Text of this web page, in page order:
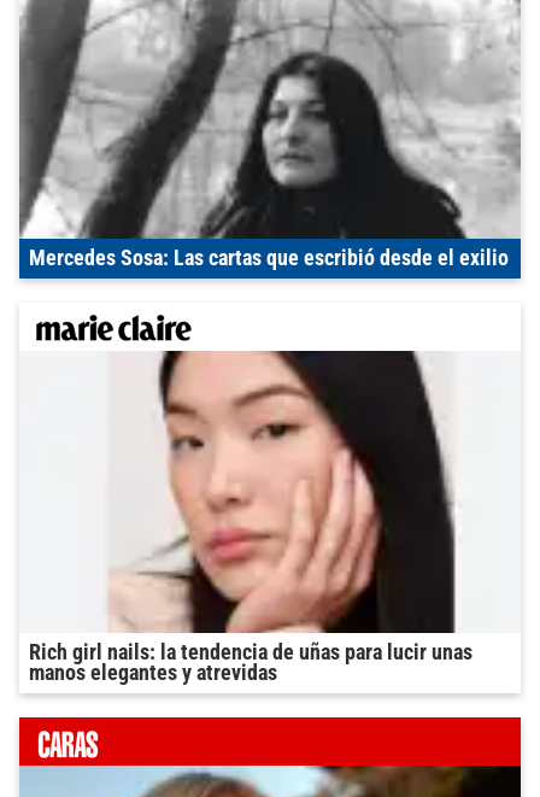
Mercedes Sosa: Las cartas que escribió desde el exilio
Rich girl nails: la tendencia de uñas para lucir unas
manos elegantes y atrevidas